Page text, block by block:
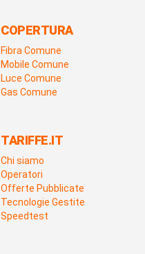
COPERTURA
Fibra Comune
Mobile Comune
Luce Comune
Gas Comune
TARIFFE.IT
Chi siamo
Operatori
Offerte Pubblicate
Tecnologie Gestite
Speedtest